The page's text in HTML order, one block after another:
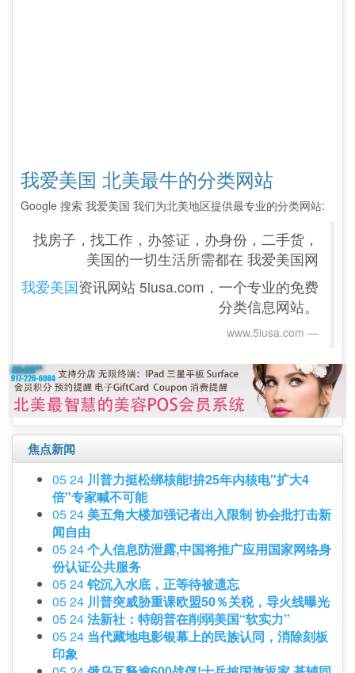
我爱美国 北美最牛的分类网站
Google 搜索 我爱美国 我们为北美地区提供最专业的分类网站:
找房子，找工作，办签证，办身份，二手货，
美国的一切生活所需都在 我爱美国网
我爱美国资讯网站 5iusa.com，一个专业的免费
分类信息网站。
www.5iusa.com‎
焦点新闻
05 24 川普力挺松绑核能!拚25年内核电"扩大4
倍"专家喊不可能
05 24 美五角大楼加强记者出入限制 协会批打击新
闻自由
05 24个人信息防泄露,中国将推广应用国家网络身
份认证公共服务
05 24铊沉入水底，正等待被遗忘
05 24 川普突威胁重课欧盟50％关税，导火线曝光
05 24法新社：特朗普在削弱美国“软实力”
05 24 当代藏地电影银幕上的民族认同，消除刻板
印象